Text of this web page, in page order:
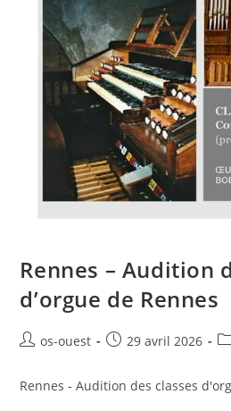
Rennes – Audition
d’orgue de Rennes
Auteur/autrice
publication :
os-ouest
Publication
29 avril 2026
Rennes - Audition des classes